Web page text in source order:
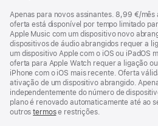
Apenas para novos assinantes. 8,99 €/mês
oferta está disponível por tempo limitado
Apple Music com um dispositivo novo
dispositivos de áudio abrangidos requer a
um dispositivo Apple com o iOS ou iPadOS
oferta para Apple Watch requer a ligação
iPhone com o iOS mais recente. Oferta
ativação de um dispositivo abrangido.
independentemente do número de
plano é renovado automaticamente até ao
outrostermose restrições.